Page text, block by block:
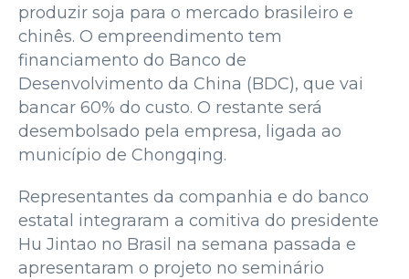
produzir soja para o mercado brasileiro e
chinês. O empreendimento tem
financiamento do Banco de
Desenvolvimento da China (BDC), que vai
bancar 60% do custo. O restante será
desembolsado pela empresa, ligada ao
município de Chongqing.
Representantes da companhia e do banco
estatal integraram a comitiva do presidente
Hu Jintao no Brasil na semana passada e
apresentaram o projeto no seminário